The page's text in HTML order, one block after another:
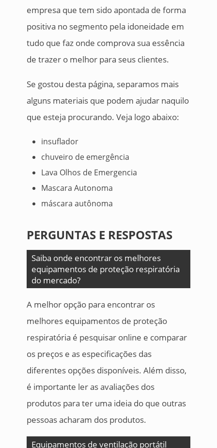
empresa que tem sido apontada de forma
positiva no segmento pela idoneidade em
tudo que faz onde comprova sua essência
de trazer o melhor para seus clientes.
Se gostou desta página, separamos mais
alguns materiais que podem ajudar naquilo
que esteja procurando. Veja logo abaixo:
insuflador
chuveiro de emergência
Lava Olhos de Emergencia
Mascara Autonoma
máscara autônoma
PERGUNTAS E RESPOSTAS
Saiba onde encontrar os melhores
equipamentos de proteção respiratória
do mercado?
A melhor opção para encontrar os
melhores equipamentos de proteção
respiratória é pesquisar online e comparar
os preços e as especificações das
diferentes opções disponíveis. Além disso,
é importante ler as avaliações dos
produtos para ter uma ideia do que outras
pessoas acharam dos produtos.
Equipamentos de ventilação portátil